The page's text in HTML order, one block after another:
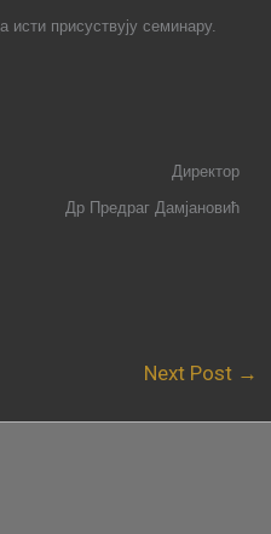
исти присуствују семинару.
Директор
Др Предраг Дамјановић
Next Post →